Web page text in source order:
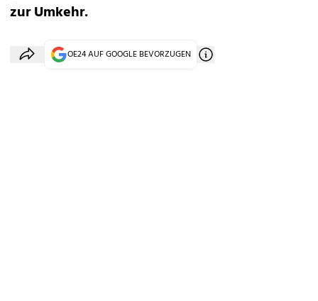
zur Umkehr.
OE24 AUF GOOGLE BEVORZUGEN